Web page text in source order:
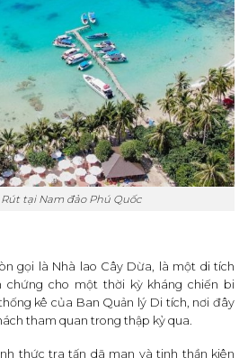
tại Nam đảo Phú Quốc
gọi là Nhà lao Cây Dừa, là một di tích
chứng cho một thời kỳ kháng chiến bi
kê của Ban Quản lý Di tích, nơi đây
tham quan trong thập kỷ qua.
thức tra tấn dã man và tinh thần kiên